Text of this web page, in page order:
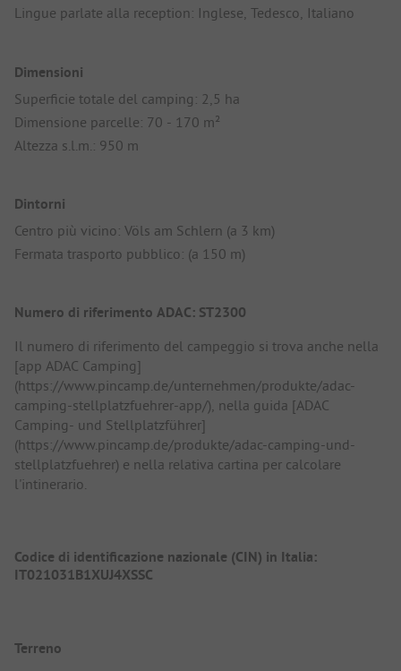
Lingue parlate alla reception: Inglese, Tedesco, Italiano
Dimensioni
Superficie totale del camping: 2,5 ha
Dimensione parcelle: 70 - 170 m²
Altezza s.l.m.: 950 m
Dintorni
Centro più vicino: Völs am Schlern (a 3 km)
Fermata trasporto pubblico: (a 150 m)
Numero di riferimento ADAC: ST2300
Il numero di riferimento del campeggio si trova anche nella
[app ADAC Camping]
(https://www.pincamp.de/unternehmen/produkte/adac-
camping-stellplatzfuehrer-app/), nella guida [ADAC
Camping- und Stellplatzführer]
(https://www.pincamp.de/produkte/adac-camping-und-
stellplatzfuehrer) e nella relativa cartina per calcolare
l'intinerario.
Codice di identificazione nazionale (CIN) in Italia:
IT021031B1XUJ4XSSC
Terreno